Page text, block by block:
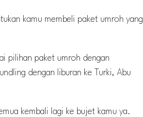
kamu membeli paket umroh yang
pilihan paket umroh dengan
dengan liburan ke Turki, Abu
kembali lagi ke bujet kamu ya.